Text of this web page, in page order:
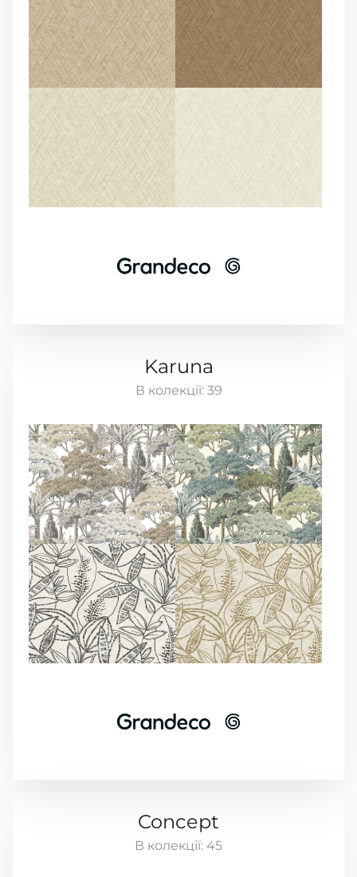
Karuna
В колекції: 39
Concept
В колекції: 45